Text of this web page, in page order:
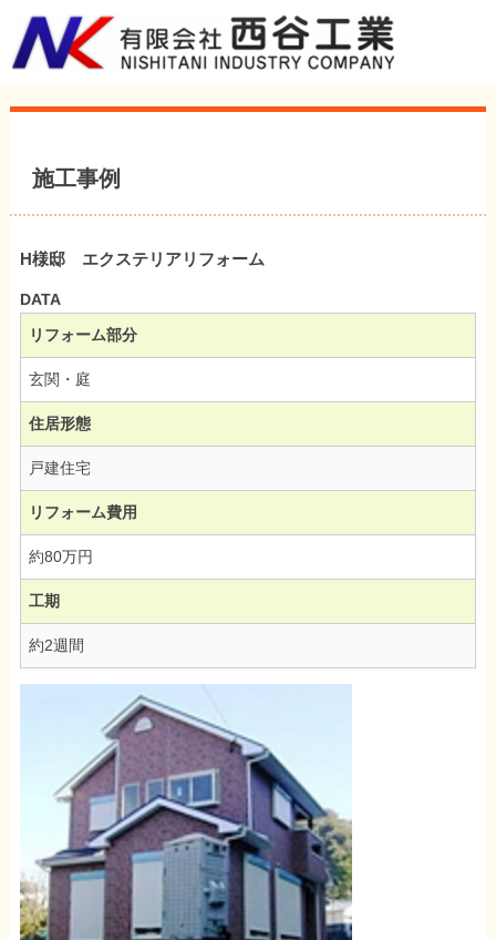
施工事例
H様邸 エクステリアリフォーム
DATA
リフォーム部分
玄関・庭
住居形態
戸建住宅
リフォーム費用
約80万円
工期
約2週間